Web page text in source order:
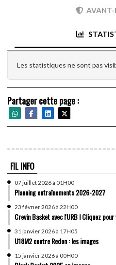
Les statistiques ne sont pas
Partager cette page :
FIL INFO
07 juillet 2026 à 01H00
Planning entraînements 2026-2027
23 février 2026 à 22H00
Crevin Basket avec l'URB ! Cliquez
31 janvier 2026 à 17H05
U18M2 contre Redon : les images
15 janvier 2026 à 00H00